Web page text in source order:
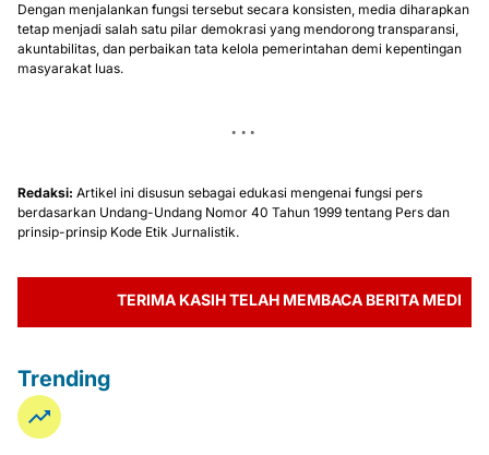
Dengan menjalankan fungsi tersebut secara konsisten, media diharapkan
tetap menjadi salah satu pilar demokrasi yang mendorong transparansi,
akuntabilitas, dan perbaikan tata kelola pemerintahan demi kepentingan
masyarakat luas.
Redaksi: Artikel ini disusun sebagai edukasi mengenai fungsi pers
berdasarkan Undang-Undang Nomor 40 Tahun 1999 tentang Pers dan
prinsip-prinsip Kode Etik Jurnalistik.
TERIMA KASIH TELAH MEMBACA BERITA MEDIA
Trending